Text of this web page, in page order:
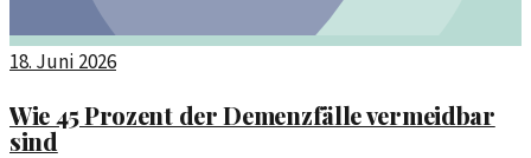
18. Juni 2026
Wie 45 Prozent der Demenzfälle vermeidbar
sind